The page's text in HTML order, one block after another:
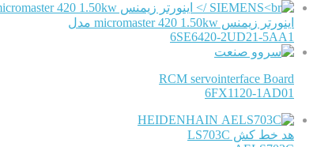
اینورتر زیمنس micromaster 420 1.50kw مدل
6SE6420-2UD21-5AA1
RCM servointerface Board
6FX1120-1AD01
HEIDENHAIN
هد خط کش LS703C